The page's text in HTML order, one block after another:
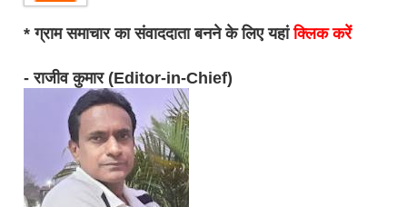
* ग्राम समाचार का संवाददाता बनने के लिए यहांक्लिक करें
- राजीव कुमार (Editor-in-Chief)